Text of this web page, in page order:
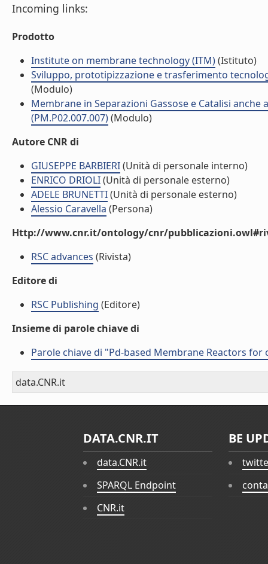
Incoming links:
Prodotto
Institute on membrane technology (ITM)(Istituto)
Sviluppo, prototipizzazione e trasferimento
(Modulo)
Membrane in Separazioni Gassose e Catalisi
(PM.P02.007.007)(Modulo)
Autore CNR di
GIUSEPPE BARBIERI(Unità di personale interno)
ENRICO DRIOLI(Unità di personale esterno)
ADELE BRUNETTI(Unità di personale esterno)
Alessio Caravella (Persona)
Http://www.cnr.it/ontology/cnr/
RSC advances (Rivista)
Editore di
RSC Publishing (Editore)
Insieme di parole chiave di
Parole chiave di "Pd-based Membrane Reactors
data.CNR.it
DATA.CNR.IT
data.CNR.it
SPARQL Endpoint
CNR.it
BE